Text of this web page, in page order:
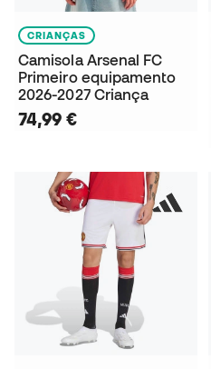
CRIANÇAS
Camisola Arsenal FC
Primeiro equipamento
2026-2027 Criança
74,99 €